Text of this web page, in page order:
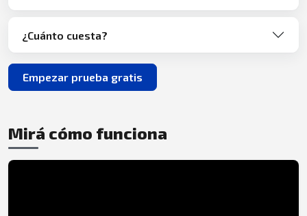
¿Cuánto cuesta?
Empezar prueba gratis
Mirá cómo funciona